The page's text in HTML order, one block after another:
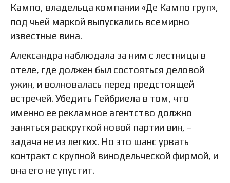
Кампо, владельца компании «Де Кампо груп»,
под чьей маркой выпускались всемирно
известные вина.
Александра наблюдала за ним с лестницы в
отеле, где должен был состояться деловой
ужин, и волновалась перед предстоящей
встречей. Убедить Гейбриела в том, что
именно ее рекламное агентство должно
заняться раскруткой новой партии вин, –
задача не из легких. Но это шанс урвать
контракт с крупной винодельческой фирмой, и
она его не упустит.